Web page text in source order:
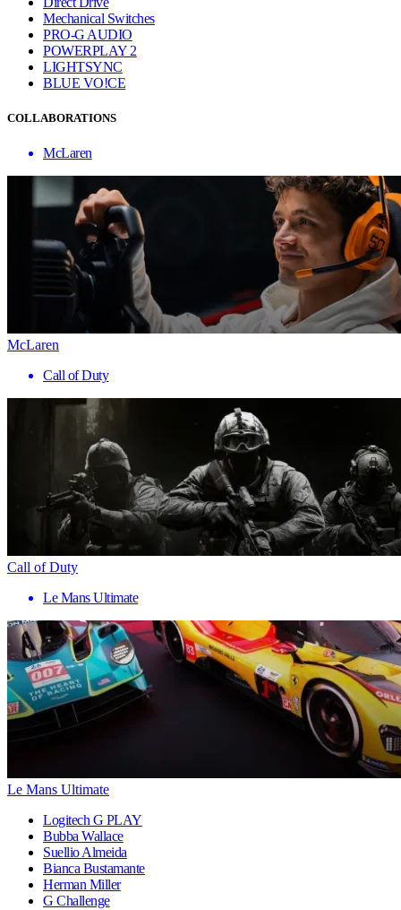
Mechanical Switches
PRO-G AUDIO
POWERPLAY 2
LIGHTSYNC
BLUE VO!CE
COLLABORATIONS
McLaren
McLaren
Call of Duty
Call of Duty
Le Mans Ultimate
Le Mans Ultimate
Logitech G PLAY
Bubba Wallace
Suellio Almeida
Bianca Bustamante
Herman Miller
G Challenge